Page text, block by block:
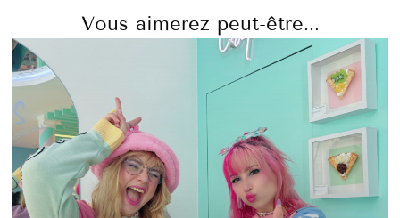
Vous aimerez peut-être...